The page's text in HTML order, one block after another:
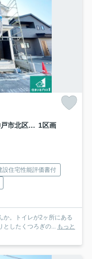
15日(土)16日(日)現地見学可能！ 神戸市北区鈴蘭台西町 新築一戸建て 1区画
設住宅性能評価書付
か。トイレが2ヶ所にある
としたくつろぎの... もっと